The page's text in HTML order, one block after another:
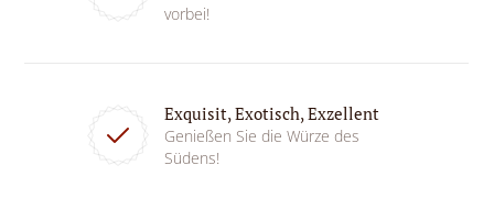
vorbei!
Exquisit, Exotisch, Exzellent
Genießen Sie die Würze des
Südens!